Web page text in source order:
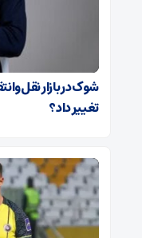
شوک در بازار
تغییر داد؟